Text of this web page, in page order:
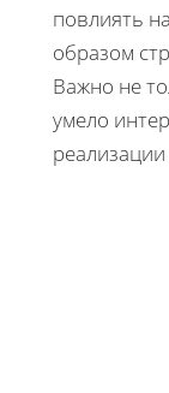
повлиять
образом
Важно не
умело
реализации